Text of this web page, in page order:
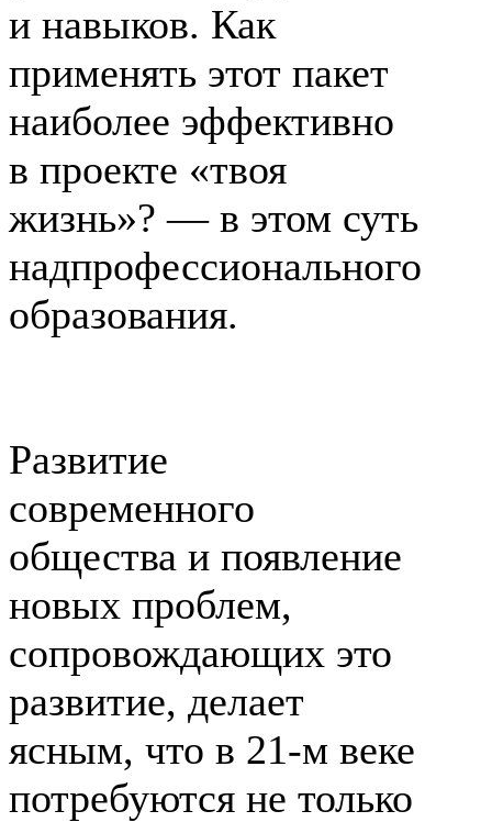
и навыков. Как
применять этот пакет
наиболее эффективно
в проекте «твоя
жизнь»? — в этом суть
надпрофессионального
образования.
Развитие
современного
общества и появление
новых проблем,
сопровождающих это
развитие, делает
ясным, что в 21-м веке
потребуются не только